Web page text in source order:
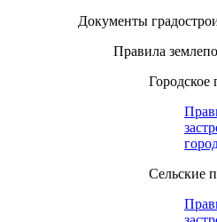
Документы
Правила
Городское
Сельские